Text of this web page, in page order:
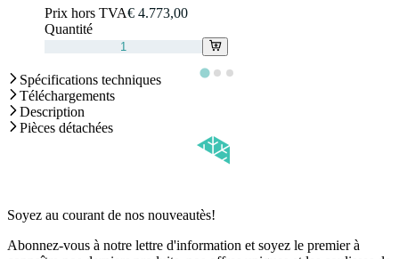
Prix hors TVA€ 4.773,00
Quantité
Spécifications techniques
Téléchargements
Description
Pièces détachées
Soyez au courant de nos nouveautès!
Abonnez-vous à notre lettre d'information et soyez le premier à